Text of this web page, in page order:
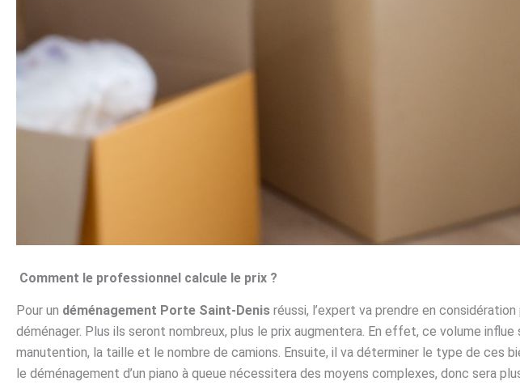
Comment le professionnel calcule le prix ?
Pour un déménagement Porte Saint-Denis réussi, l’expert va prendre en
déménager. Plus ils seront nombreux, plus le prix augmentera. En effet, ce volume
manutention, la taille et le nombre de camions. Ensuite, il va déterminer le type de ces
le déménagement d’un piano à queue nécessitera des moyens complexes, donc sera